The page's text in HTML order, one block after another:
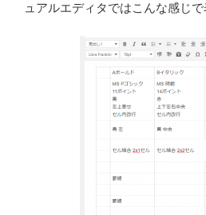
ュアルエディタではこんな感じで